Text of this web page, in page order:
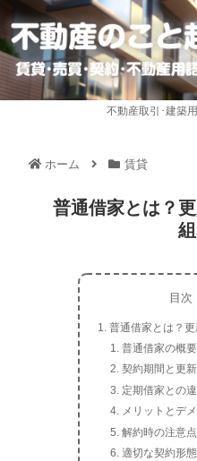
不動産取引･建築
ホーム 賃貸
普通借家とは？
目次
普通借家とは？
普通借家の概要
契約期間と更新
定期借家との
メリットとデ
解約時の注意点
適切な契約形